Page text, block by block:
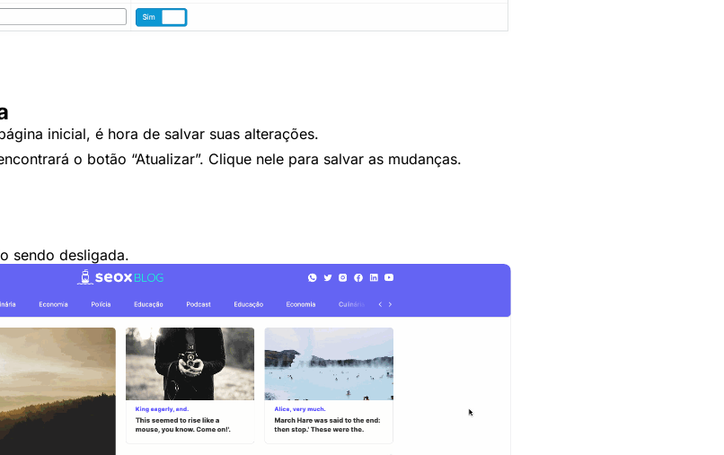
inicial, é hora de salvar suas alterações.
o botão “Atualizar”. Clique nele para salvar as mudanças.
sendo desligada.